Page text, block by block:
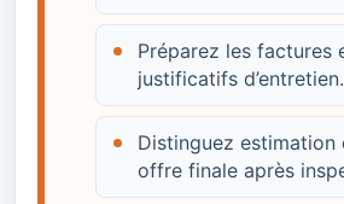
Préparez les factures
justificatifs d’entretien.
Distinguez estimation
offre finale après